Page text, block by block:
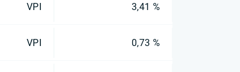
VPI 3,41 %
VPI 0,73 %